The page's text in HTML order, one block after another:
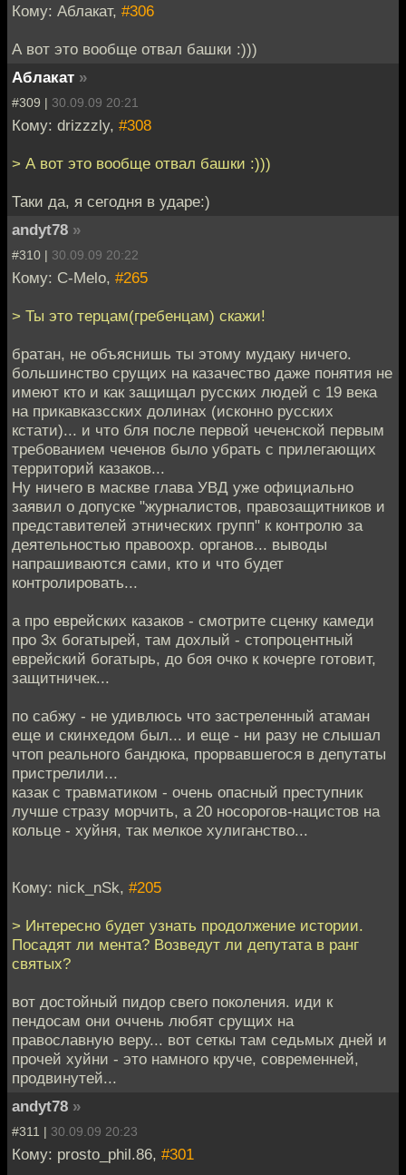
Кому: Аблакат, #306
А вот это вообще отвал башки :)))
Аблакат »
#309 | 30.09.09 20:21
Кому: drizzzly, #308
> А вот это вообще отвал башки :)))
Таки да, я сегодня в ударе:)
andyt78 »
#310 | 30.09.09 20:22
Кому: C-Melo, #265
> Ты это терцам(гребенцам) скажи!
братан, не объяснишь ты этому мудаку ничего.
большинство срущих на казачество даже понятия не
имеют кто и как защищал русских людей с 19 века
на прикавказсских долинах (исконно русских
кстати)... и что бля после первой чеченской первым
требованием чеченов было убрать с прилегающих
территорий казаков...
Ну ничего в маскве глава УВД уже официально
заявил о допуске "журналистов, правозащитников и
представителей этнических групп" к контролю за
деятельностью правоохр. органов... выводы
напрашиваются сами, кто и что будет
контролировать...
а про еврейских казаков - смотрите сценку камеди
про 3х богатырей, там дохлый - стопроцентный
еврейский богатырь, до боя очко к кочерге готовит,
защитничек...
по сабжу - не удивлюсь что застреленный атаман
еще и скинхедом был... и еще - ни разу не слышал
чтоп реального бандюка, прорвавшегося в депутаты
пристрелили...
казак с травматиком - очень опасный преступник
лучше стразу морчить, а 20 носорогов-нацистов на
кольце - хуйня, так мелкое хулиганство...
Кому: nick_nSk, #205
> Интересно будет узнать продолжение истории.
Посадят ли мента? Возведут ли депутата в ранг
святых?
вот достойный пидор свего поколения. иди к
пендосам они оччень любят срущих на
православную веру... вот сеткы там седьмых дней и
прочей хуйни - это намного круче, современней,
продвинутей...
andyt78 »
#311 | 30.09.09 20:23
Кому: prosto_phil.86, #301